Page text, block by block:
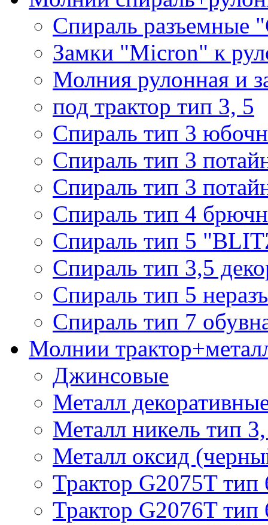
Спираль разъемные
Замки "Micron" к
Молния рулонная и
под трактор тип 3, 5
Спираль тип 3
Спираль тип 3
Спираль тип 3
Спираль тип 4
Спираль тип 5
Спираль тип 3,5
Спираль тип 5
Спираль тип 7
Молнии
Джинсовые
Металл
Металл никель тип
Металл оксид
Трактор G2075T тип
Трактор G2076T тип